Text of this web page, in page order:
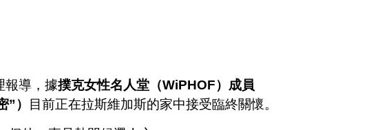
報導，據撲克女性名人堂（WiPHOF）成員
） 目前正在拉斯維加斯的家中接受臨終關懷。